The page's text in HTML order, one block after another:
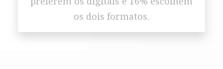
os dois formatos.